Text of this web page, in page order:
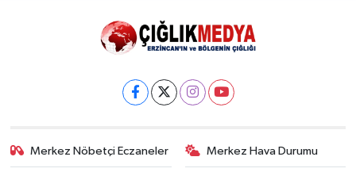
Merkez Nöbetçi Eczaneler Merkez Hava Durumu